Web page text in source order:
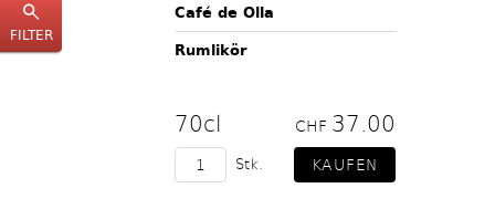
FILTER
Café de Olla
Rumlikör
70cl CHF 37.00
Stk.